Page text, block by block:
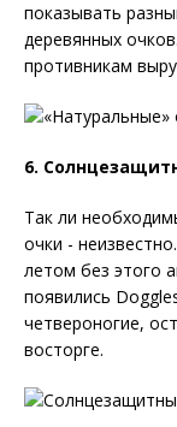
показывать
деревянных
противникам
6.
Так ли
очки -
летом без этого
появились
четвероногие,
восторге.